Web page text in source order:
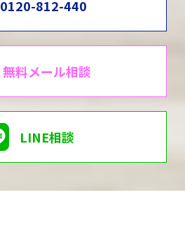
0120-812-440
無料メール相談
LINE相談